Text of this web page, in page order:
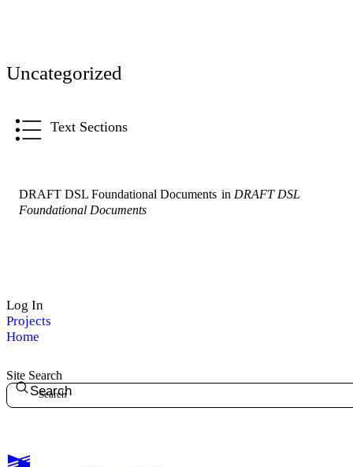
Uncategorized
Text Sections
DRAFT DSL Foundational Documents in DRAFT DSL
Foundational Documents
Site Search
Search
Log In
Projects
Home